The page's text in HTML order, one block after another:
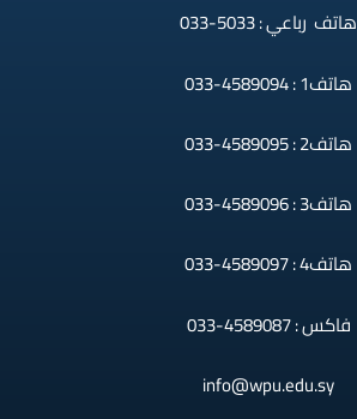
هاتف رباعي : 5033-033
هاتف1 : 4589094-033
هاتف2 : 4589095-033
هاتف3 : 4589096-033
هاتف4 : 4589097-033
فاكس : 4589087-033
info@wpu.edu.sy